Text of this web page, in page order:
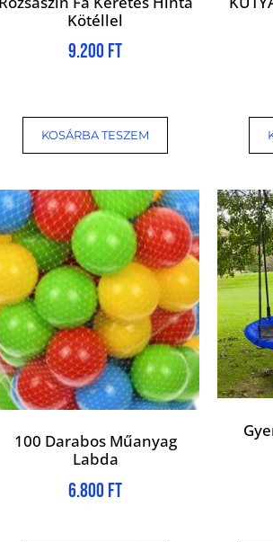
Kötéllel
9.200 Ft
KOSÁRBA TESZEM
100 Darabos Műanyag
Labda
6.800 Ft